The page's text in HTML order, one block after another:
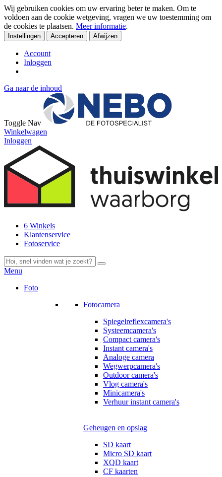
Wij gebruiken cookies om uw ervaring beter te maken. Om te
voldoen aan de cookie wetgeving, vragen we uw toestemming om
de cookies te plaatsen. Meer informatie.
Instellingen Accepteren Afwijzen
Account
Inloggen
Ga naar de inhoud
Toggle Nav
Winkelwagen
Inloggen
6 Winkels
Klantenservice
Fotoservice
Menu
Foto
Fotocamera
Spiegelreflexcamera's
Systeemcamera's
Compact camera's
Instant camera's
Analoge camera
Wegwerpcamera's
Outdoor camera's
Vlog camera's
Minicamera's
Verhuur instant camera's
Geheugen en opslag
SD kaart
Micro SD kaart
XQD kaart
CF kaarten